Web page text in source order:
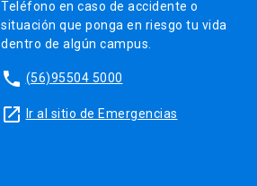
Teléfono en caso de accidente o
situación que ponga en riesgo tu vida
dentro de algún campus.
phone (56)95504 5000
launch Ir al sitio de Emergencias